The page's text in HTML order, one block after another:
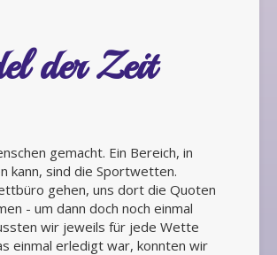
der Zeit
gemacht. Ein Bereich, in
kann, sind die Sportwetten.
gehen, uns dort die Quoten
- um dann doch noch einmal
wir jeweils für jede Wette
einmal erledigt war, konnten wir